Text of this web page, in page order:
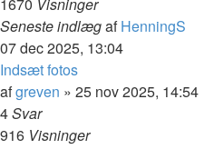
Seneste indlægafHenningS
07 dec 2025, 13:04
Indsæt fotos
afgreven » 25 nov 2025, 14:54
4Svar
916 Visninger